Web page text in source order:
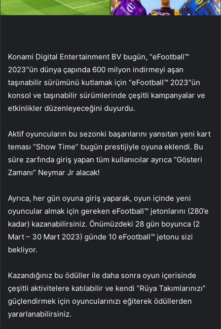
Konami Digital Entertainment BV bugün, “eFootball™
2023″ün dünya çapında 600 milyon indirmeyi aşan
taşınabilir sürümünü kutlamak için “eFootball™ 2023″ün
konsol ve taşınabilir sürümlerinde çeşitli kampanyalar ve
etkinlikler düzenleyeceğini duyurdu.
Aktif oyuncuların bu sezonki başarılarını yansıtan yeni kart
teması “Show Time” bugün prestijiyle oyuna eklendi. Bu
süre zarfında giriş yapan tüm kullanıcılar ayrıca “Gösteri
Zamanı” Neymar Jr alacak!
Ayrıca, her gün oyuna giriş yaparak, oyun içinde yeni
oyuncular almak için gereken eFootball™ jetonlarını (280’e
kadar) kazanabilirsiniz. Önümüzdeki 28 gün boyunca (2
Mart – 30 Mart 2023) günde 10 eFootball™ jetonu sizi
bekliyor.
Kazandığınız bu ödüller ile daha sonra oyun içerisinde
çeşitli aktivitelere katılabilir ve kendi “Rüya Takımlarınızı”
güçlendirmek için oyuncularınızı eğiterek ödüllerden
yararlanabilirsiniz.